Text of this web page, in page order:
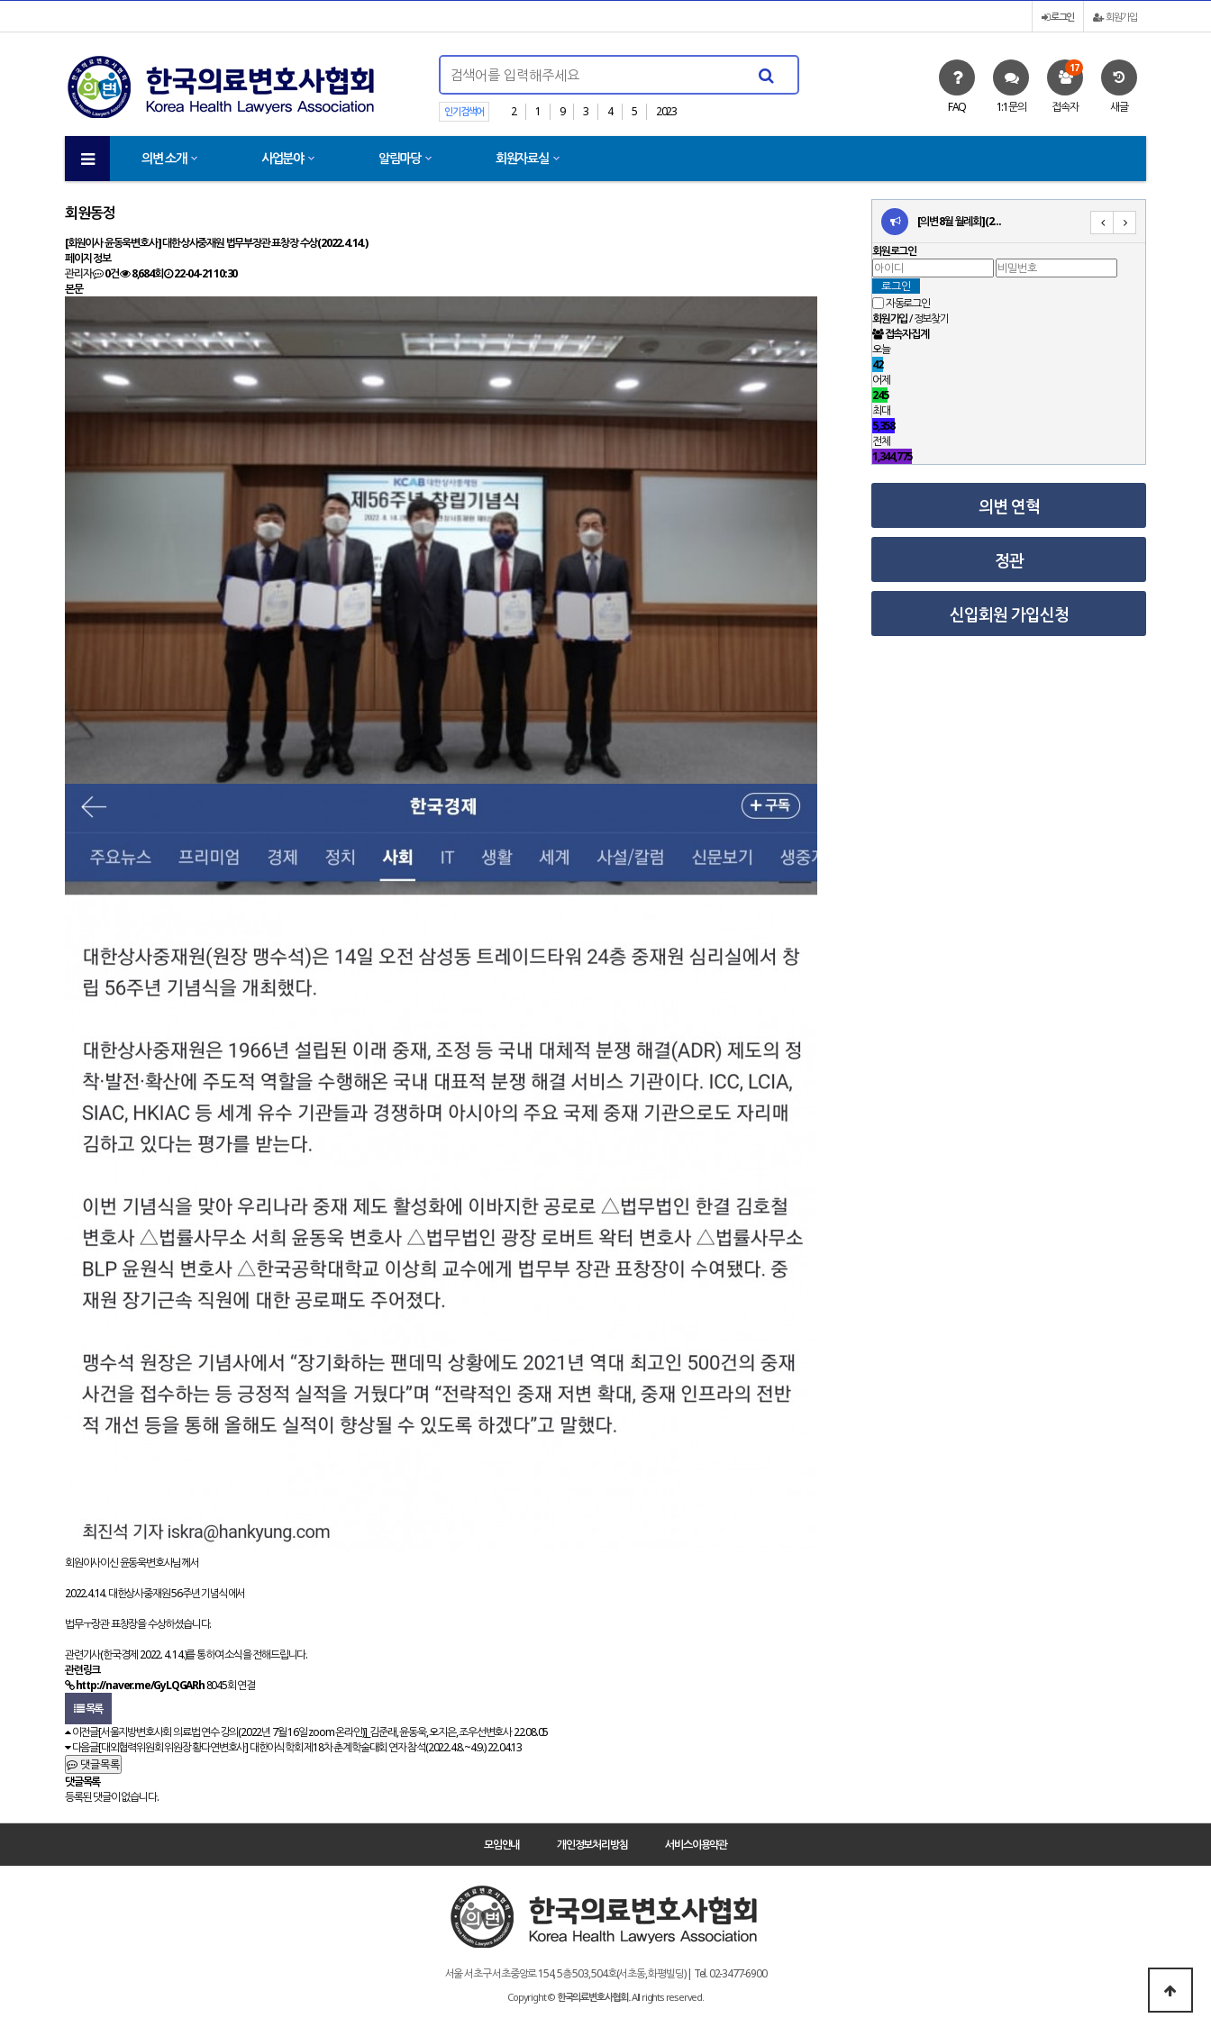
회원가입
로그인
인기검색어 2 1 9 3 4 5 2023 FAQ 1:1문의 접속자
17
새글
의변 소개 사업분야 알림마당 회원자료실
회원동정
[회원이사 윤동욱변호사] 대한상사중재원 법무부장관 표창장 수상(2022.4.14.)
페이지 정보
관리자
0건 8,684회
22-04-21 10:30
본문
회원이사이신 윤동욱변호사님께서
2022.4.14. 대한상사중재원 56주년 기념식에서
법무ㅜ장관 표창장을 수상하셨습니다.
관련기사(한국경제 2022. 4. 14.)를 통하여 소식을 전해드립니다.
관련링크
http://naver.me/GyLQGARh8045회 연결
목록
이전글[서울지방변호사회 의료법 연수 강의(2022년 7월 16일 zoom 온라인)]_김준래, 윤동욱, 오지은, 조우선변호사22.08.05
다음글[대외협력위원회 위원장 황다연변호사] 대한이식학회 제18차 춘계학술대회 연자 참석(2022.4.8.~4.9.)22.04.13
댓글목록
댓글목록
등록된 댓글이 없습니다.
[의변 8월 월례회](2…
[의변 제17차 정기총회…
회원로그인
자동로그인
회원가입/정보찾기
접속자집계
오늘
42
어제
245
최대
5,358
전체
1,344,775
의변 연혁
정관
신입회원 가입신청
모임안내 개인정보처리방침 서비스이용약관
서울 서초구 서초중앙로 154, 5층 503, 504호(서초동, 화평빌딩) | Tel. 02-3477-6900
Copyright © 한국의료변호사협회.All rights reserved.